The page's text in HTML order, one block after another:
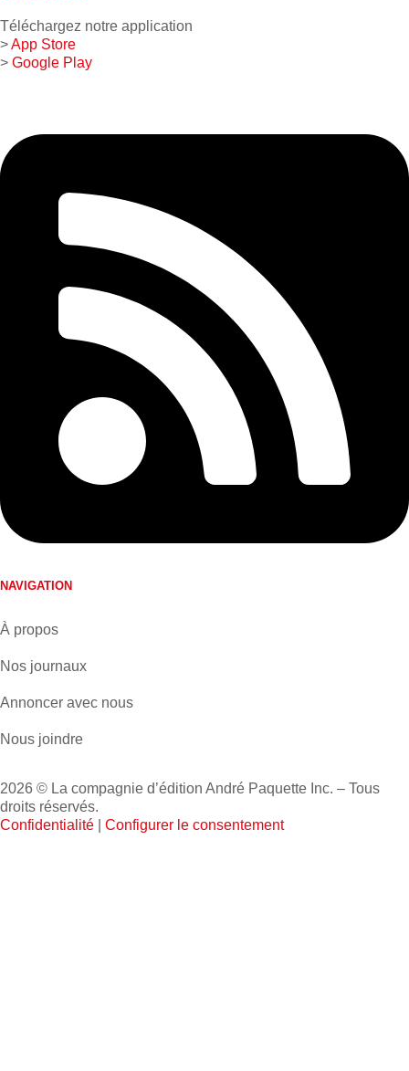
Téléchargez notre application
>App Store
> Google Play
NAVIGATION
À propos
Nos journaux
Annoncer avec nous
Nous joindre
2026 © La compagnie d’édition André Paquette Inc. – Tous
droits réservés.
Confidentialité
Configurer le consentement